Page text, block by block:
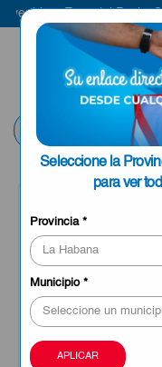
Seleccione la
para ver
Provincia*
Municipio*
APLICAR
a Esencial Pack